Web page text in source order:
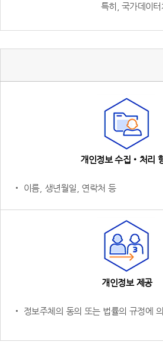
특히, 국가데이
개인정보 수집‧처리
‧ 이름, 생년월일, 연락처 등
개인정보 제공
‧ 정보주체의 동의 또는 법률의 규정에